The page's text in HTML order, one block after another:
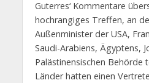
Guterres‘ Kommentare
hochrangiges Treffen, an
Außenminister der USA,
Saudi-Arabiens, Ägyptens,
Palästinensischen Behörde
Länder hatten einen